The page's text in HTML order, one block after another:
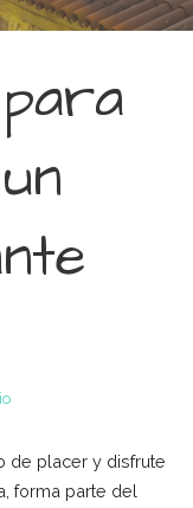
de placer y disfrute
forma parte del